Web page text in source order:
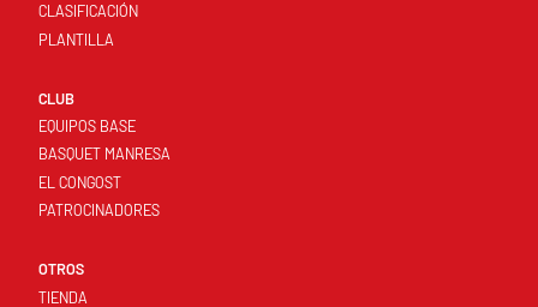
CLASIFICACIÓN
PLANTILLA
CLUB
EQUIPOS BASE
BASQUET MANRESA
EL CONGOST
PATROCINADORES
OTROS
TIENDA